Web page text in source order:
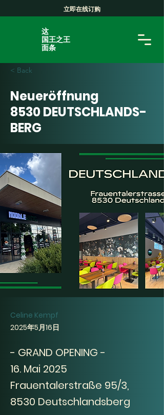
立即在线订购
这
国王之王
面条
< Back
Neueröffnung
8530 DEUTSCHLANDS-
BERG
Celine Kempf
2025年5月16日
- GRAND OPENING -
16. Mai 2025
Frauentalerstraße 95/3,
8530 Deutschlandsberg